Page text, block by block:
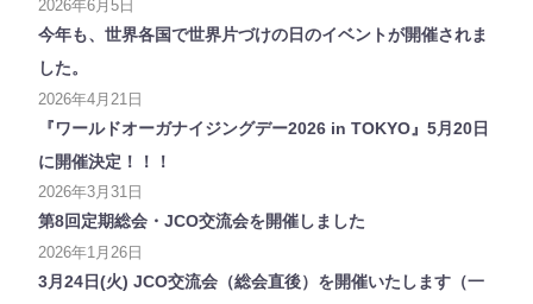
2026年6月5日
今年も、世界各国で世界片づけの日のイベントが開催されま
した。
2026年4月21日
『ワールドオーガナイジングデー2026 in TOKYO』5月20日
に開催決定！！！
2026年3月31日
第8回定期総会・JCO交流会を開催しました
2026年1月26日
3月24日(火) JCO交流会（総会直後）を開催いたします（一